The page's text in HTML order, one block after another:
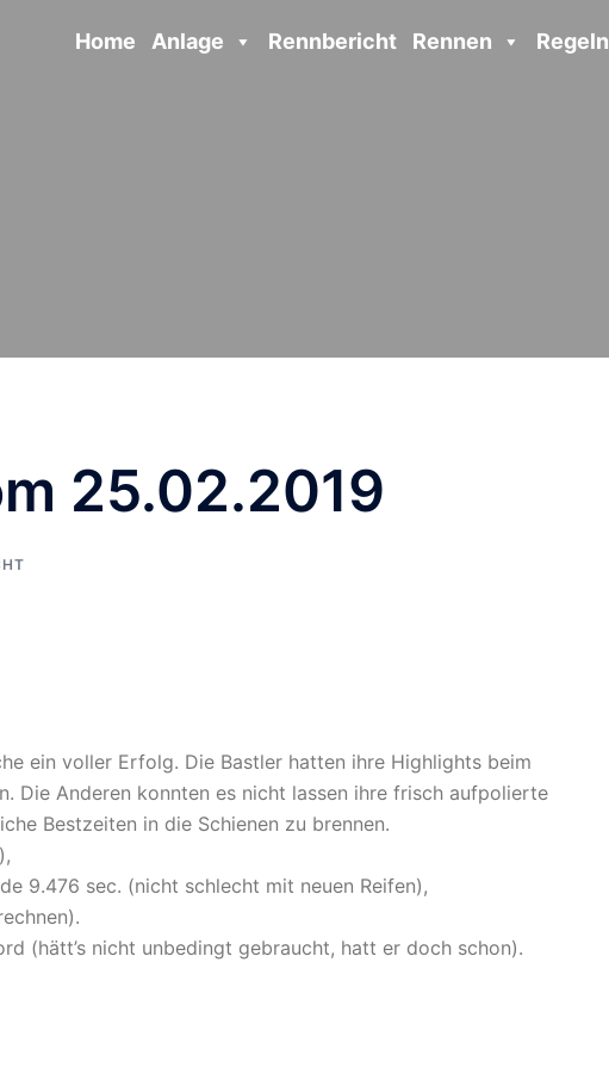
Home Anlage Rennbericht Rennen Regeln
25.02.2019
ein voller Erfolg. Die Bastler hatten ihre Highlights beim
Die Anderen konnten es nicht lassen ihre frisch aufpolierte
Bestzeiten in die Schienen zu brennen.
9.476 sec. (nicht schlecht mit neuen Reifen),
(hätt’s nicht unbedingt gebraucht, hatt er doch schon).